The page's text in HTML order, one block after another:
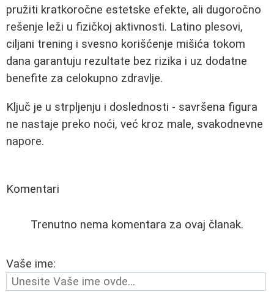
pružiti kratkoročne estetske efekte, ali dugoročno
rešenje leži u fizičkoj aktivnosti. Latino plesovi,
ciljani trening i svesno korišćenje mišića tokom
dana garantuju rezultate bez rizika i uz dodatne
benefite za celokupno zdravlje.
Ključ je u strpljenju i doslednosti - savršena figura
ne nastaje preko noći, već kroz male, svakodnevne
napore.
Komentari
Trenutno nema komentara za ovaj članak.
Vaše ime: